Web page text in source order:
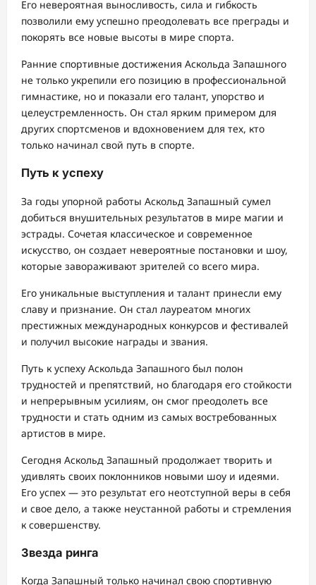
Его невероятная выносливость, сила и гибкость
позволили ему успешно преодолевать все преграды и
покорять все новые высоты в мире спорта.
Ранние спортивные достижения Аскольда Запашного
не только укрепили его позицию в профессиональной
гимнастике, но и показали его талант, упорство и
целеустремленность. Он стал ярким примером для
других спортсменов и вдохновением для тех, кто
только начинал свой путь в спорте.
Путь к успеху
За годы упорной работы Аскольд Запашный сумел
добиться внушительных результатов в мире магии и
эстрады. Сочетая классическое и современное
искусство, он создает невероятные постановки и шоу,
которые завораживают зрителей со всего мира.
Его уникальные выступления и талант принесли ему
славу и признание. Он стал лауреатом многих
престижных международных конкурсов и фестивалей
и получил высокие награды и звания.
Путь к успеху Аскольда Запашного был полон
трудностей и препятствий, но благодаря его стойкости
и непрерывным усилиям, он смог преодолеть все
трудности и стать одним из самых востребованных
артистов в мире.
Сегодня Аскольд Запашный продолжает творить и
удивлять своих поклонников новыми шоу и идеями.
Его успех — это результат его неотступной веры в себя
и свое дело, а также неустанной работы и стремления
к совершенству.
Звезда ринга
Когда Запашный только начинал свою спортивную